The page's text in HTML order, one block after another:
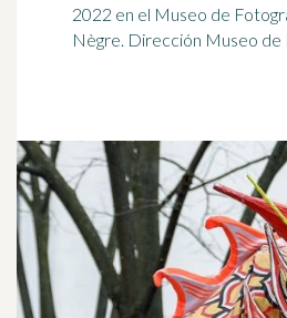
2022 en el Museo de
Nègre. Dirección Museo